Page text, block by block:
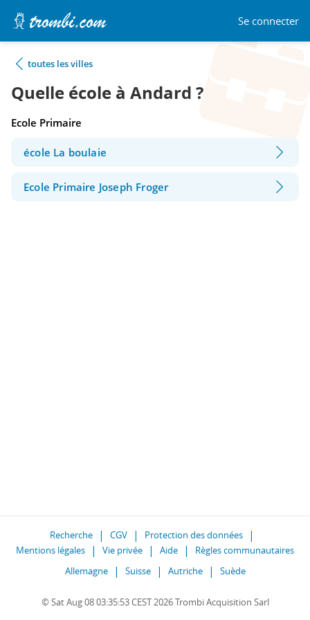
Se connecter
toutes les villes
Quelle école à Andard ?
Ecole Primaire
école La boulaie
Ecole Primaire Joseph Froger
Recherche CGV
Protection des données
Mentions légales
Vie privée Aide
Règles communautaires
Allemagne
Suisse Autriche Suède
© Sat Aug 08 03:35:53 CEST 2026 Trombi Acquisition Sarl